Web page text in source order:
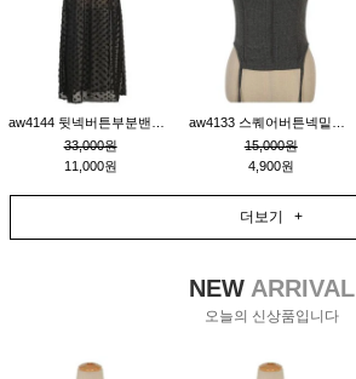
33,000원
11,000원
15,000원
4,900원
더보기 +
NEWARRIVAL
오늘의 신상품입니다